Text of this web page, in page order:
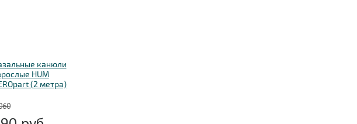
канюли
HUM
(2 метра)